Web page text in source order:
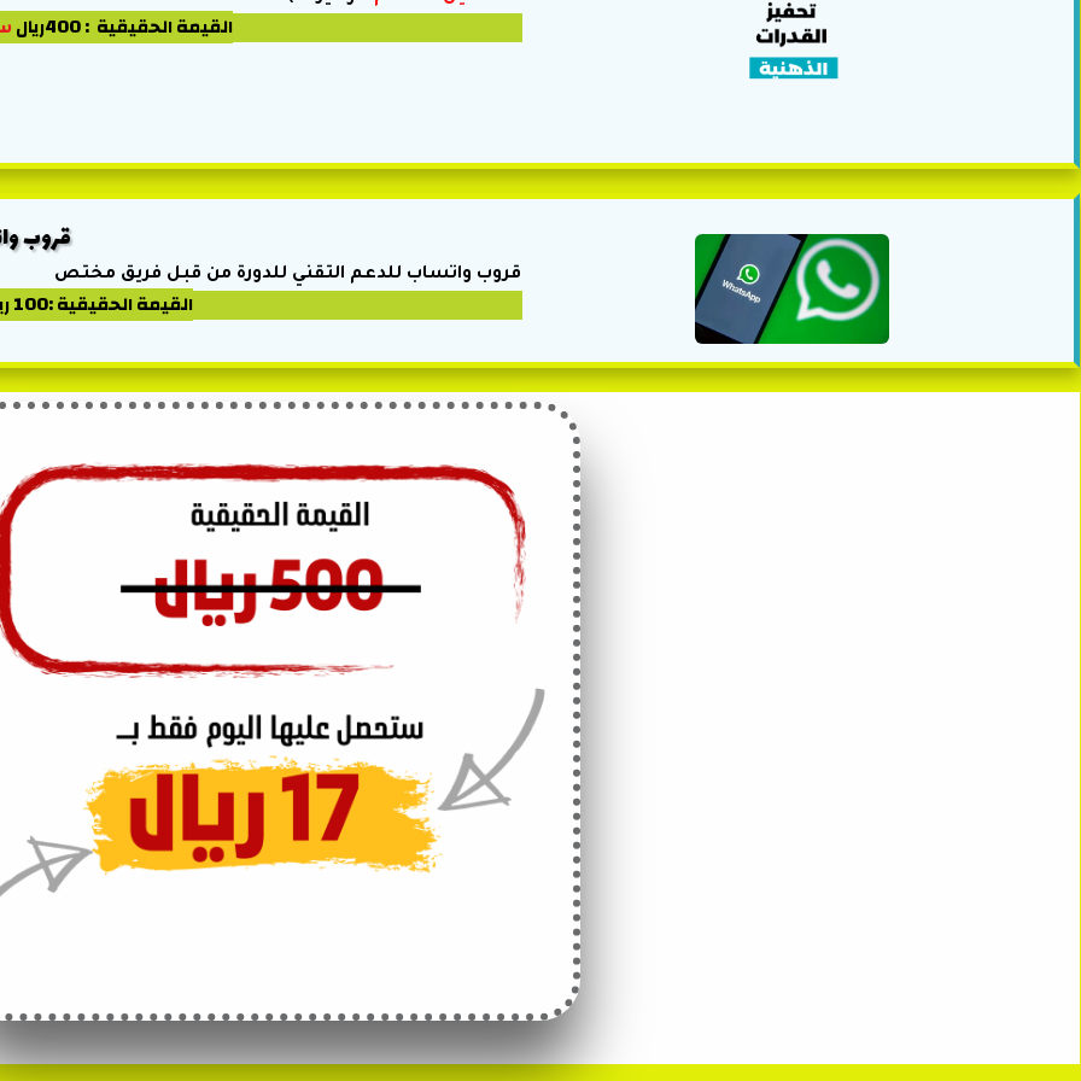
القيمة الحقيقية : 400ريال
قروب
قروب واتساب للدعم التقني للدورة من قبل فريق مختص
القيمة الحقيقية :100 ريال